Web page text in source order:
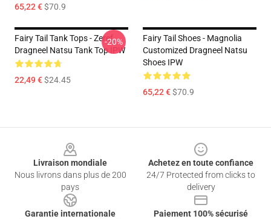
65,22 €$70.9
Fairy Tail Tank Tops - Zeref
Dragneel Natsu Tank Top IPW
22,49 €$24.45
-20%
Fairy Tail Shoes - Magnolia
Customized Dragneel Natsu
Shoes IPW
65,22 €$70.9
Livraison mondiale
Nous livrons dans plus de 200
pays
Achetez en toute confiance
24/7 Protected from clicks to
delivery
Garantie internationale
Paiement 100% sécurisé